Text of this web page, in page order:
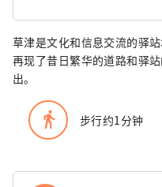
草津是文化和信息交流的驿
再现了昔日繁华的道路和驿
出。
directions_walk 步行约1分钟